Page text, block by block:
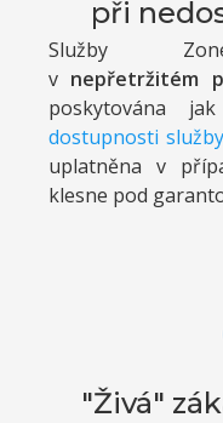
při
Služby
v nepřetržitém
poskytována
dostupnosti služby
uplatněna v
klesne pod
"Živá"